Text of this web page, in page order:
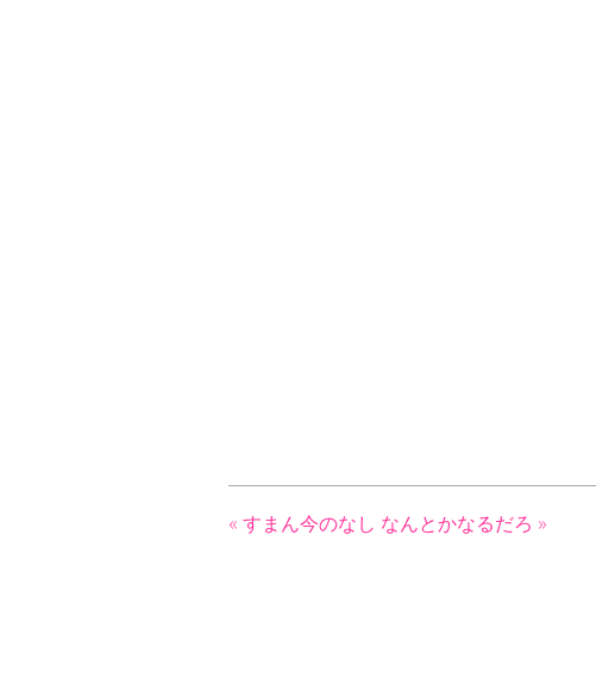
« すまん今のなし なんとかなるだろ »